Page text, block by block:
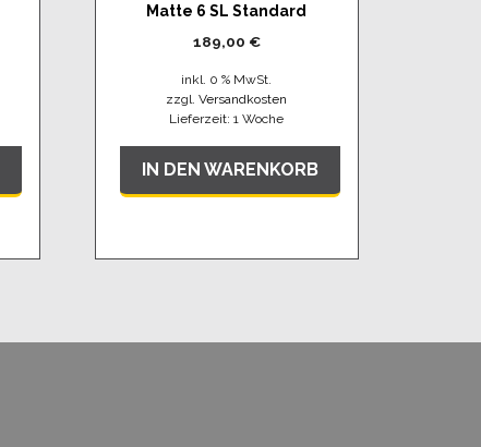
Matte 6 SL Standard
189,00 €
inkl. 0 % MwSt.
zzgl.Versandkosten
Lieferzeit:1 Woche
IN DEN WARENKORB